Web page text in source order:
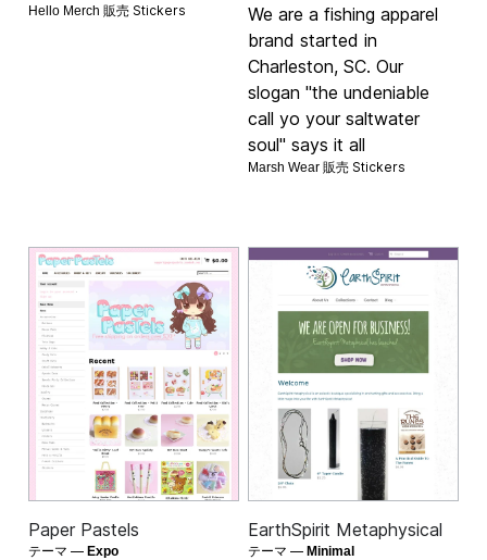
Hello Merch 販売 Stickers
We are a fishing apparel
brand started in
Charleston, SC. Our
slogan "the undeniable
call yo your saltwater
soul" says it all
Marsh Wear 販売 Stickers
Paper Pastels
テーマ —Expo
EarthSpirit Metaphysical
テーマ — Minimal